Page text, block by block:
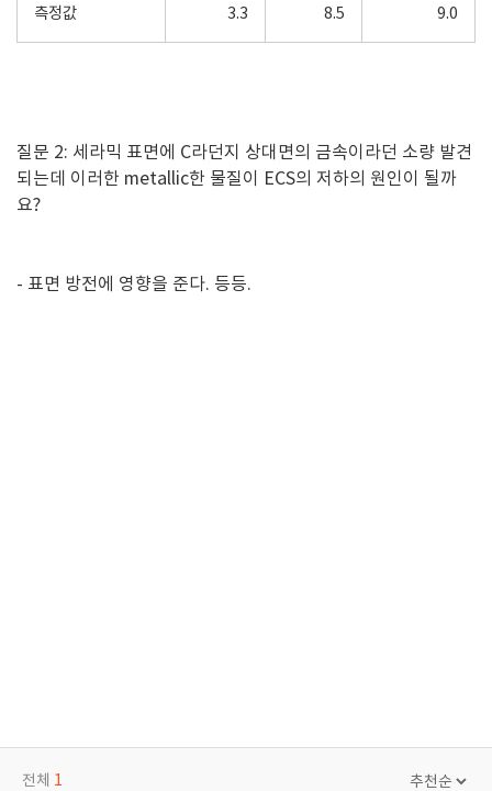
측정값 3.3 8.5 9.0
질문 2: 세라믹 표면에 C라던지 상대면의 금속이라던 소량 발견
되는데 이러한 metallic한 물질이 ECS의 저하의 원인이 될까
요?
- 표면 방전에 영향을 준다. 등등.
전체 1